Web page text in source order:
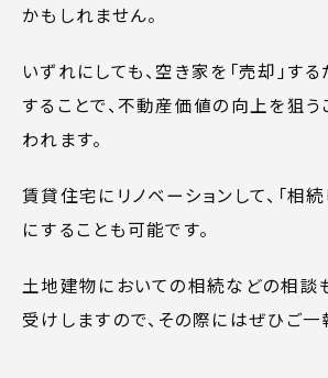
かもしれません。
いずれにしても、空き家を「売却」する
することで、不動産価値の向上を狙う
われます。
賃貸住宅にリノベーションして、「相
にすることも可能です。
土地建物においての相続などの相談
受けしますので、その際にはぜひご一